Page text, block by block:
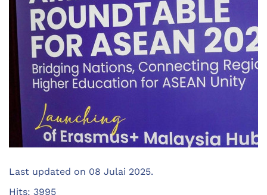
Last updated on 08 Julai 2025.
Hits: 3995